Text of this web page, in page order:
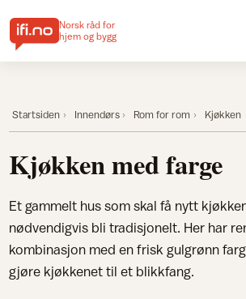
Norsk råd for
hjem og bygg
Startsiden Innendørs Rom for rom Kjøkken
Kjøkken med farge
Et gammelt hus som skal få nytt
nødvendigvis bli tradisjonelt. Her har
kombinasjon med en frisk gulgrønn
gjøre kjøkkenet til et blikkfang.